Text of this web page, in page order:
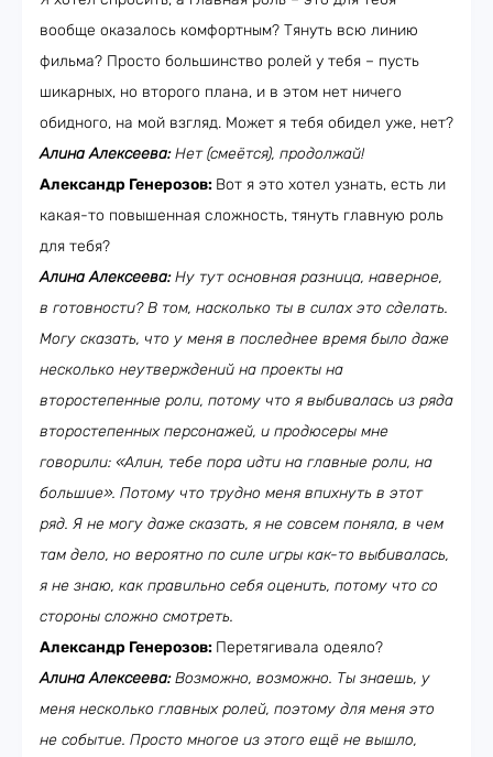
вообще оказалось комфортным? Тянуть всю линию
фильма? Просто большинство ролей у тебя – пусть
шикарных, но второго плана, и в этом нет ничего
обидного, на мой взгляд. Может я тебя обидел уже, нет?
Алина Алексеева:Нет (смеётся), продолжай!
Александр Генерозов: Вот я это хотел узнать, есть ли
какая-то повышенная сложность, тянуть главную роль
для тебя?
Алина Алексеева:Ну тут основная разница, наверное,
в готовности? В том, насколько ты в силах это сделать.
Могу сказать, что у меня в последнее время было даже
несколько неутверждений на проекты на
второстепенные роли, потому что я выбивалась из ряда
второстепенных персонажей, и продюсеры мне
говорили: «Алин, тебе пора идти на главные роли, на
большие». Потому что трудно меня впихнуть в этот
ряд. Я не могу даже сказать, я не совсем поняла, в чем
там дело, но вероятно по силе игры как-то выбивалась,
я не знаю, как правильно себя оценить, потому что со
стороны сложно смотреть.
Александр Генерозов: Перетягивала одеяло?
Алина Алексеева:Возможно, возможно. Ты знаешь, у
меня несколько главных ролей, поэтому для меня это
не событие. Просто многое из этого ещё не вышло,